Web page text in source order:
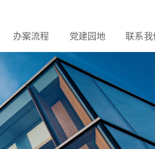
办案流程 党建园地 联系我